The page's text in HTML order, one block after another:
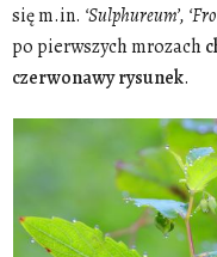
się m.in. ‘Sulphureum’,
po pierwszych mrozach
czerwonawyrysunek.